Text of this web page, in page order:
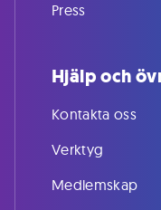
Press
Hjälp och
Kontakta oss
Verktyg
Medlemskap